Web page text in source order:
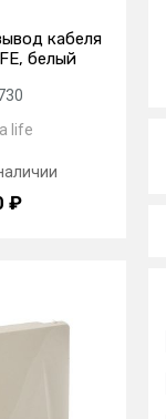
кабеля
белый
life
₽